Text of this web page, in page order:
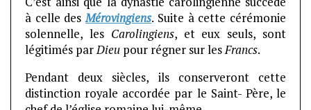
à celle desMérovingiens. Suite à cette cérémonie
solennelle, les Carolingiens, et eux seuls, sont
légitimés parDieu pour régner sur lesFrancs.
Pendant deux siècles, ils conserveront cette
distinction royale accordée par le Saint- Père, le